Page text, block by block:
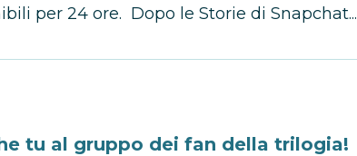
per 24 ore. Dopo le Storie di Snapchat...
tu al gruppo dei fan della trilogia!